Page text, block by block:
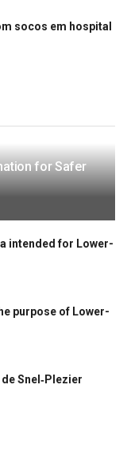
socos em hospital
for Safer
intended for Lower-
purpose of Lower-
Snel‑Plezier